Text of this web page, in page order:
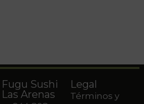
Fugu Sushi
Las Arenas
Legal
Términos y